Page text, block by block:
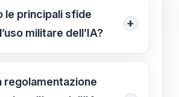
processi trasparenti e
esperti di etica e diritto
le principali sfide
militare dell’IA?
+
la regolamentazione
prevenire l’uso
regolamentazione